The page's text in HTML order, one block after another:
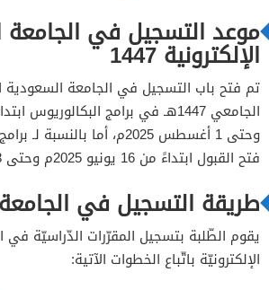
موعد التسجيل في الجامعة
الإلكترونية 1447
تم فتح باب التسجيل في الجامعة السعودية
وحتى 1 أغسطس 2025م، أما
فتح القبول ابتداءً من 16 يونيو 2025م وحتى 3 يوليو 2025م..
طريقة التسجيل في الجامعة
يقوم الطّلبة بتسجيل المقرّرات الدّراسيّة في
الإلكترونيّة باتّباع الخطوات الآتية: